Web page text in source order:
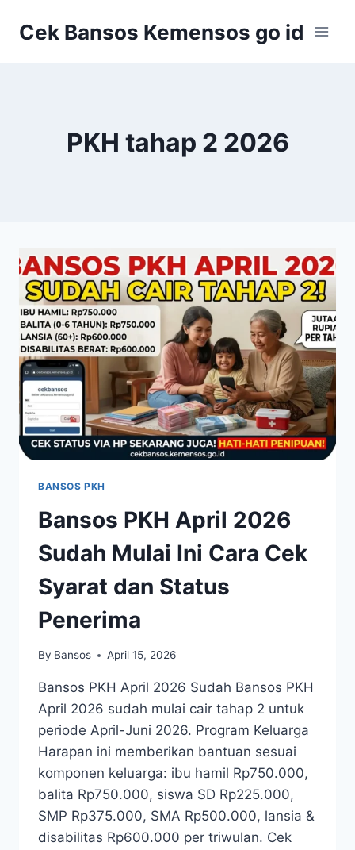
Cek Bansos Kemensos go id
PKH tahap 2 2026
BANSOS PKH
Bansos PKH April 2026
Sudah Mulai Ini Cara Cek
Syarat dan Status
Penerima
By Bansos April 15, 2026
Bansos PKH April 2026 Sudah Bansos PKH
April 2026 sudah mulai cair tahap 2 untuk
periode April-Juni 2026. Program Keluarga
Harapan ini memberikan bantuan sesuai
komponen keluarga: ibu hamil Rp750.000,
balita Rp750.000, siswa SD Rp225.000,
SMP Rp375.000, SMA Rp500.000, lansia &
disabilitas Rp600.000 per triwulan. Cek